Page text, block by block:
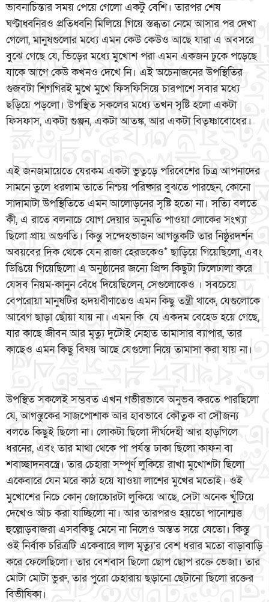
ভাবনাচিন্তার সময় পেয়ে গেলো একটু বেশি। তারপর শেষ
ঘণ্টাধ্বনিরও প্রতিধ্বনি মিলিয়ে গিয়ে স্তব্ধতা নেমে আসার পর দেখা
গেলো, মানুষগুলোর মধ্যে এমন কেউ কেউও আছে যারা এ অবসরে
বুঝে গেছে যে, ভিড়ের মধ্যে মুখোশ পরা এমন একজন ঢুকে পড়েছে
যাকে আগে কেউ কখনও দেখে নি। এই অচেনাজনের উপস্থিতির
গুজবটা শিগগিরই মুখে মুখে ফিসফিসিয়ে চারপাশে সবার মধ্যে
ছড়িয়ে পড়লো। উপস্থিত সকলের মধ্যে তখন সৃষ্টি হলো একটা
ফিসফাস, একটা গুঞ্জন, একটা আতঙ্ক, আর একটা বিতৃষ্ণাবোধের।
এই জনজমায়েতে যেরকম একটা ভুতুড়ে পরিবেশের চিত্র আপনাদের
সামনে তুলে ধরলাম তাতে নিশ্চয় পরিষ্কার বুঝতে পারছেন, কোনো
সাদামাটা উপস্থিতিতে এমন আলোড়নের সৃষ্টি হতো না। সত্যি বলতে
কী, এ রাতে বলনাচে যোগ দেয়ার অনুমতি পাওয়া লোকের সংখ্যা
ছিলো প্রায় অগুণতি। কিন্তু সন্দেহভাজন আগন্তুকটি তার নিষ্ঠুরদর্শন
অবয়বের দিক থেকে যেন রাজা হেরডকেও* ছাড়িয়ে গিয়েছিলো, এবং
ডিঙিয়ে গিয়েছিলো এ অনুষ্ঠানের জন্যে প্রিন্স কিছুটা ঢিলেঢালা করে
যেসব নিয়ম-কানুন বেঁধে দিয়েছিলেন, সেগুলোকেও । সবচেয়ে
বেপরোয়া মানুষটির হৃদয়বীণাতেও এমন কিছু তন্ত্রী থাকে, যেগুলোকে
আবেগ ছাড়া ছোঁয়া যায় না। এমন কি যে একদম বেহেড হয়ে গেছে,
যার কাছে জীবন আর মৃত্যু দুটোই নেহাত তামাসার ব্যাপার, তার
কাছেও এমন কিছু বিষয় আছে যেগুলো নিয়ে তামাসা করা যায় না।
উপস্থিত সকলেই সম্ভবত এখন গভীরভাবে অনুভব করতে পারছিলো
যে, আগন্তুকের সাজপোশাক আর হাবভাবে কৌতুক বা সৌজন্য
বলতে কিছুই ছিলো না। লোকটা ছিলো দীর্ঘদেহী আর হাড়গিলে
ধরনের, এবং তার মাথা থেকে পা পর্যন্ত ঢাকা ছিলো কাফন বা
শবাচ্ছাদনবস্ত্রে। তার চেহারা সম্পূর্ণ লুকিয়ে রাখা মুখোশটা ছিলো
একেবারে যেন মরে কাঠ হয়ে যাওয়া লাশের মুখের মতোই। ওই
মুখোশের নিচে কোন্ জোচ্চোরটা লুকিয়ে আছে, সেটা অনেক খুঁটিয়ে
দেখেও আঁচ করা যাচ্ছিলো না। আর তারপরও হয়তো পানোন্মত্ত
হুল্লোড়বাজরা এসবকিছু মেনে না নিলেও অন্তত সয়ে যেতো। কিন্তু
ওই নির্বাক চরিত্রটি একেবারে লাল মৃত্যু’র বেশ ধরার মতো বাড়াবাড়ি
করে ফেলেছিলো। তার বেশবাস ছিলো ছোপ ছোপ রক্তে ভেজা। তার
মোটা মোটা ভুরু, তার পুরো চেহারায় ছড়ানো ছেটানো ছিলো রক্তের
বিভীষিকা।